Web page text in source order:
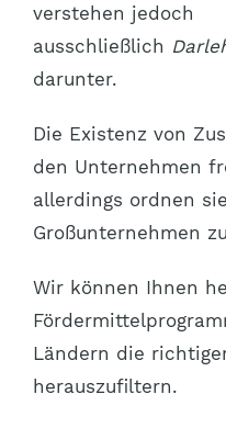
verstehen jedoch
ausschließlich
darunter.
Die Existenz von
den Unternehmen
allerdings ordnen
Großunternehmen
Wir können Ihnen
Ländern die
herauszufiltern.